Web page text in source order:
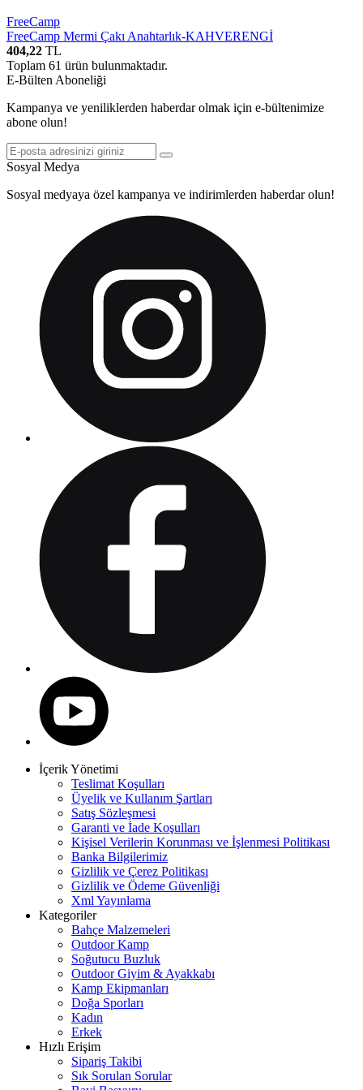
FreeCamp
FreeCamp Mermi Çakı Anahtarlık-KAHVERENGİ
404,22 TL
Toplam 61 ürün bulunmaktadır.
E-Bülten Aboneliği
Kampanya ve yeniliklerden haberdar olmak için e-bültenimize
abone olun!
Sosyal Medya
Sosyal medyaya özel kampanya ve indirimlerden haberdar olun!
İçerik Yönetimi
Teslimat Koşulları
Üyelik ve Kullanım Şartları
Satış Sözleşmesi
Garanti ve İade Koşulları
Kişisel Verilerin Korunması ve İşlenmesi Politikası
Banka Bilgilerimiz
Gizlilik ve Çerez Politikası
Gizlilik ve Ödeme Güvenliği
Xml Yayınlama
Kategoriler
Bahçe Malzemeleri
Outdoor Kamp
Soğutucu Buzluk
Outdoor Giyim & Ayakkabı
Kamp Ekipmanları
Doğa Sporları
Kadın
Erkek
Hızlı Erişim
Sipariş Takibi
Sık Sorulan Sorular